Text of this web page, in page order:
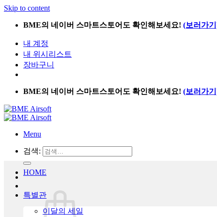
Skip to content
BME의 네이버 스마트스토어도 확인해보세요! (보러가
내 계정
내 위시리스트
장바구니
BME의 네이버 스마트스토어도 확인해보세요! (보러가
Menu
검색:
HOME
특별관
이달의 세일